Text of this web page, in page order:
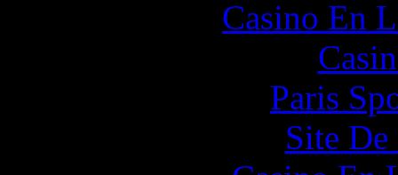
Casino En
Paris
Site